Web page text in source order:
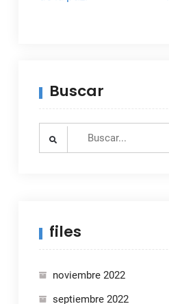
Buscar
Search
files
noviembre 2022
septiembre 2022